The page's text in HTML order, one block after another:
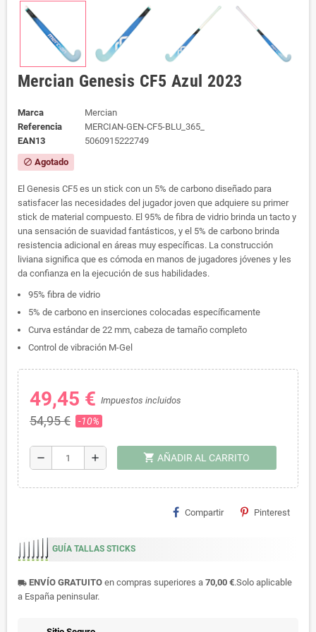
Mercian Genesis CF5 Azul 2023
Marca
Mercian
Referencia
MERCIAN-GEN-CF5-BLU_365_
EAN13
5060915222749
block Agotado
El Genesis CF5 es un stick con un 5% de carbono diseñado para
satisfacer las necesidades del jugador joven que adquiere su primer
stick de material compuesto. El 95% de fibra de vidrio brinda un tacto y
una sensación de suavidad fantásticos, y el 5% de carbono brinda
resistencia adicional en áreas muy específicas. La construcción
liviana significa que es cómoda en manos de jugadores jóvenes y les
da confianza en la ejecución de sus habilidades.
95% fibra de vidrio
5% de carbono en inserciones colocadas específicamente
Curva estándar de 22 mm, cabeza de tamaño completo
Control de vibración M-Gel
49,45 € Impuestos incluidos
54,95 € -10%
remove add shopping_cart AÑADIR AL CARRITO
Compartir Pinterest
GUÍA TALLAS STICKS
local_shipping ENVÍO GRATUITO en compras superiores a 70,00 €.Solo aplicable
a España peninsular.